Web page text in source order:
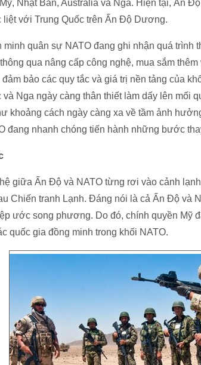
Nhật Bản, Australia và Nga. Hiện tại, Ấn
liệt với Trung Quốc trên Ấn Độ Dương.
minh quân sự NATO đang ghi nhận quá trình
qua nâng cấp công nghệ, mua sắm
bảo các quy tắc và giá trị nền tảng của
và Nga ngày càng thân thiết làm dấy lên mối
khoảng cách ngày càng xa về tầm ảnh
đang nhanh chóng tiến hành những bước
giữa Ấn Độ và NATO từng rơi vào cảnh
Chiến tranh Lạnh. Đáng nói là cả Ấn Độ và
ước song phương. Do đó, chính quyền Mỹ
quốc gia đồng minh trong khối NATO.